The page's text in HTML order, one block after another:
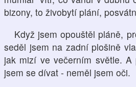
bizony, to živobytí plání,
Když jsem opouštěl pláně,
seděl jsem na zadní plošině
jak mizí ve večerním světle.
jsem se dívat - neměl jsem oči.